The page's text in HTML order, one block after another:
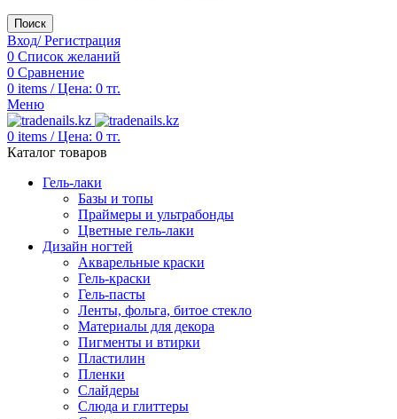
Поиск
Вход/ Регистрация
0 Список желаний
0 Сравнение
0 items / Цена: 0 тг.
Меню
0 items / Цена: 0 тг.
Каталог товаров
Гель-лаки
Базы и топы
Праймеры и ультрабонды
Цветные гель-лаки
Дизайн ногтей
Акварельные краски
Гель-краски
Гель-пасты
Ленты, фольга, битое стекло
Материалы для декора
Пигменты и втирки
Пластилин
Пленки
Слайдеры
Слюда и глиттеры